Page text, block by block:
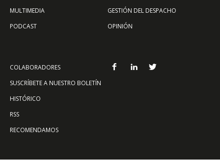
MULTIMEDIA
PODCAST
GESTIÓN DEL DESPACHO
OPINIÓN
COLABORADORES
SUSCRÍBETE A NUESTRO BOLETÍN
HISTÓRICO
RSS
RECOMENDAMOS